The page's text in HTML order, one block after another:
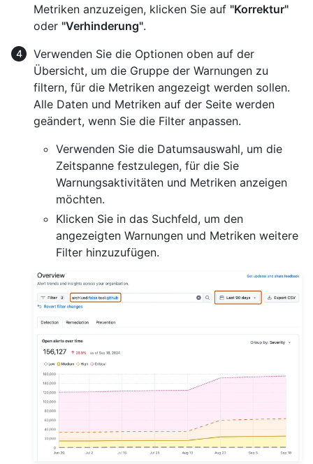
Metriken anzuzeigen, klicken Sie auf "Korrektur"
oder "Verhinderung".
Verwenden Sie die Optionen oben auf der
Übersicht, um die Gruppe der Warnungen zu
filtern, für die Metriken angezeigt werden sollen.
Alle Daten und Metriken auf der Seite werden
geändert, wenn Sie die Filter anpassen.
Verwenden Sie die Datumsauswahl, um die
Zeitspanne festzulegen, für die Sie
Warnungsaktivitäten und Metriken anzeigen
möchten.
Klicken Sie in das Suchfeld, um den
angezeigten Warnungen und Metriken weitere
Filter hinzuzufügen.